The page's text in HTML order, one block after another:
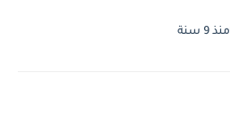
منذ 9 سنة